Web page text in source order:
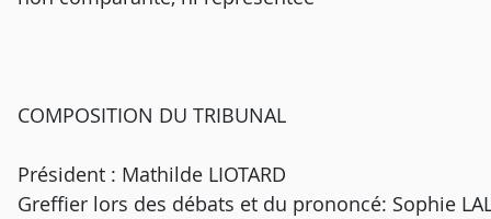
COMPOSITION DU TRIBUNAL
Président : Mathilde LIOTARD
Greffier lors des débats et du prononcé: Sophie